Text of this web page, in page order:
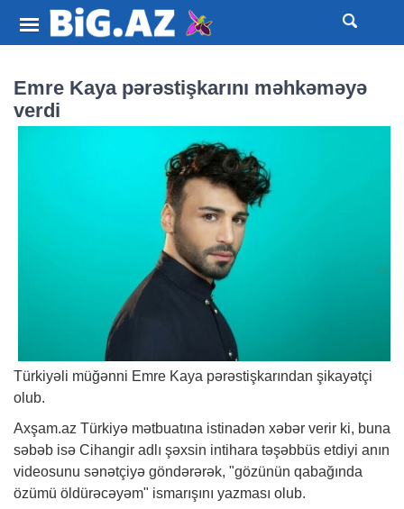
Emre Kaya pərəstişkarını məhkəməyə
verdi
Türkiyəli müğənni Emre Kaya pərəstişkarından şikayətçi
olub.
Axşam.az Türkiyə mətbuatına istinadən xəbər verir ki, buna
səbəb isə Cihangir adlı şəxsin intihara təşəbbüs etdiyi anın
videosunu sənətçiyə göndərərək, "gözünün qabağında
özümü öldürəcəyəm" ismarışını yazması olub.